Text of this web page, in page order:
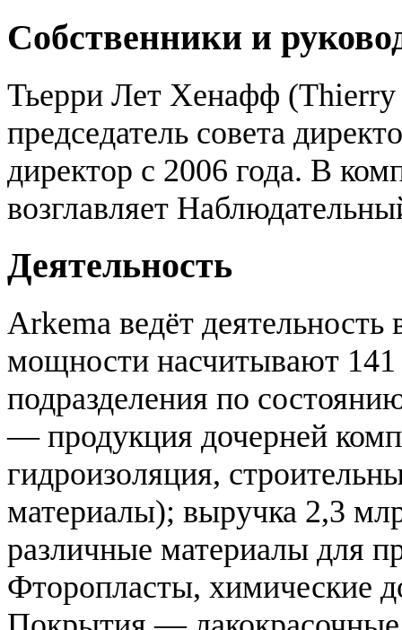
Собственники и
Тьерри Лет Хенафф
председатель совета
директор с 2006 года. В
возглавляет
Деятельность
Arkema ведёт
мощности насчитывают 141
подразделения по
— продукция дочерней
гидроизоляция,
материалы); выручка 2,3
различные материалы для
Фторопласты, химические